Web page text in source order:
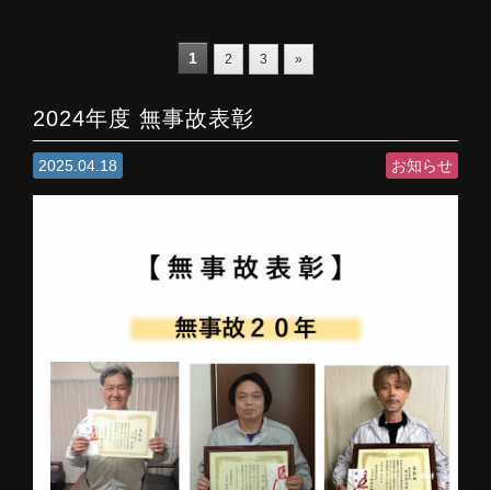
1 2 3 »
2024年度 無事故表彰
2025.04.18 お知らせ